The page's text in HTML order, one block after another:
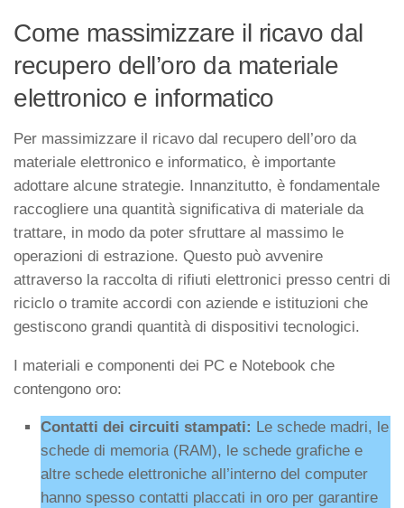
Come massimizzare il ricavo dal
recupero dell’oro da materiale
elettronico e informatico
Per massimizzare il ricavo dal recupero dell’oro da
materiale elettronico e informatico, è importante
adottare alcune strategie. Innanzitutto, è fondamentale
raccogliere una quantità significativa di materiale da
trattare, in modo da poter sfruttare al massimo le
operazioni di estrazione. Questo può avvenire
attraverso la raccolta di rifiuti elettronici presso centri di
riciclo o tramite accordi con aziende e istituzioni che
gestiscono grandi quantità di dispositivi tecnologici.
I materiali e componenti dei PC e Notebook che
contengono oro:
Contatti dei circuiti stampati: Le schede madri, le
schede di memoria (RAM), le schede grafiche e
altre schede elettroniche all’interno del computer
hanno spesso contatti placcati in oro per garantire